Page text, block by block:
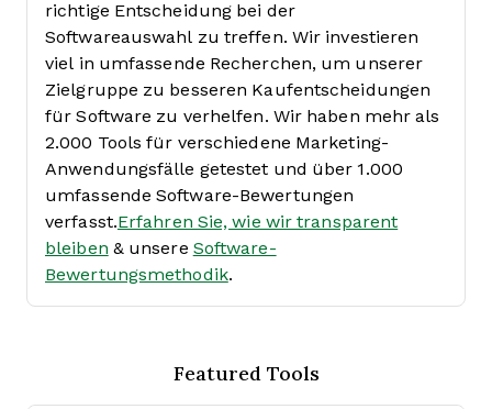
richtige Entscheidung bei der
Softwareauswahl zu treffen. Wir investieren
viel in umfassende Recherchen, um unserer
Zielgruppe zu besseren Kaufentscheidungen
für Software zu verhelfen. Wir haben mehr als
2.000 Tools für verschiedene Marketing-
Anwendungsfälle getestet und über 1.000
umfassende Software-Bewertungen
verfasst.Erfahren Sie, wie wir transparent
bleiben & unsere Software-
Bewertungsmethodik.
Featured Tools